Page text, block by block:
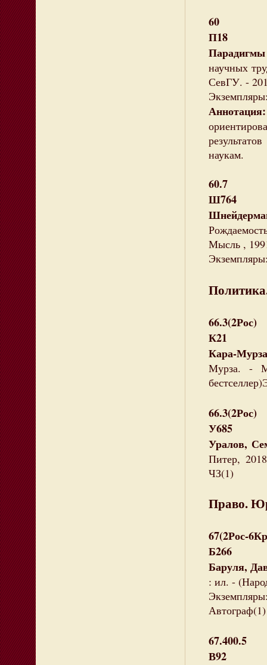
60
П18
научных
СевГУ. -
Аннотация:
наукам.
60.7
Ш764
Мысль ,
66.3(2Рос)
К21
Кара-
Мурза. -
66.3(2Рос)
У685
Уралов,
Питер,
ЧЗ(1)
Право.
67(2Рос-
Б266
Баруля,
: ил. -
Автограф(1)
67.400.5
В92